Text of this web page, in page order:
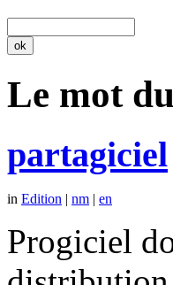
Le mot
partagiciel
in Edition | nm | en
Progiciel